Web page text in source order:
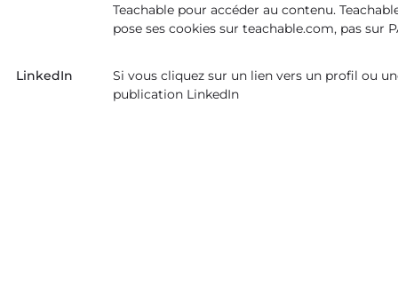
Teachable pour accéder au contenu.
pose ses cookies sur teachable.com, pas sur
LinkedIn
Si vous cliquez sur un lien vers un profil ou
publication LinkedIn